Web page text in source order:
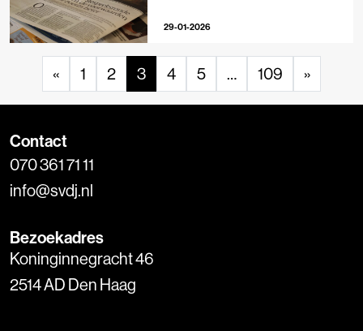
29-01-2026
« 1 2 3 4 5 … 109 »
Contact
070 361 71 11
info@svdj.nl
Bezoekadres
Koninginnegracht 46
2514 AD Den Haag